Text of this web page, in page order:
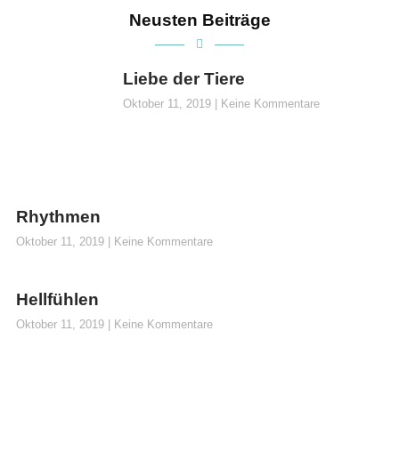
Neusten Beiträge
Liebe der Tiere
Oktober 11, 2019 Keine Kommentare
Rhythmen
Oktober 11, 2019 Keine Kommentare
Hellfühlen
Oktober 11, 2019 Keine Kommentare